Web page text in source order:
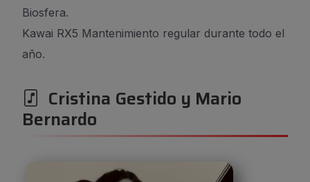
Biosfera.
Kawai RX5 Mantenimiento regular durante todo el
año.
Biosfera.
Kawai RX5 Mantenimiento regular durante todo el
año.
Cristina Gestido y Mario
Bernardo